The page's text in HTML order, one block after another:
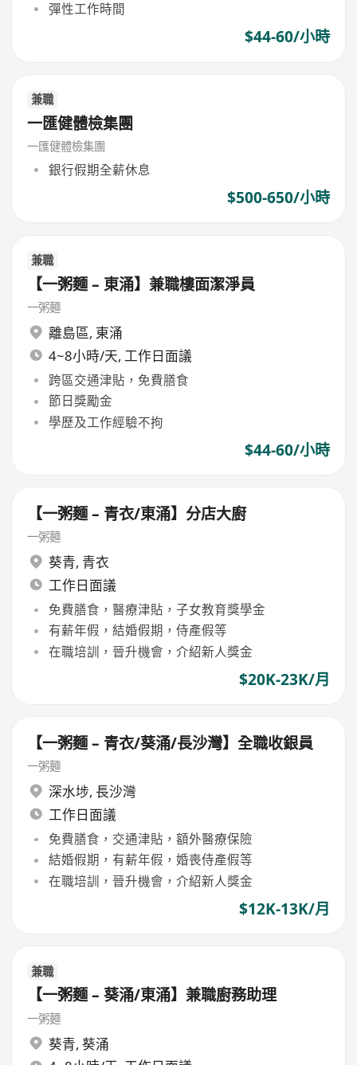
彈性工作時間
$44-60/小時
兼職
一匯健體檢集團
一匯健體檢集團
銀行假期全薪休息
$500-650/小時
兼職
【一粥麵 – 東涌】兼職樓面潔淨員
一粥麵
離島區, 東涌
4~8小時/天, 工作日面議
跨區交通津貼，免費膳食
節日獎勵金
學歷及工作經驗不拘
$44-60/小時
【一粥麵 – 青衣/東涌】分店大廚
一粥麵
葵青, 青衣
工作日面議
免費膳食，醫療津貼，子女教育獎學金
有薪年假，結婚假期，侍產假等
在職培訓，晉升機會，介紹新人獎金
$20K-23K/月
【一粥麵 – 青衣/葵涌/長沙灣】全職收銀員
一粥麵
深水埗, 長沙灣
工作日面議
免費膳食，交通津貼，額外醫療保險
結婚假期，有薪年假，婚喪侍產假等
在職培訓，晉升機會，介紹新人獎金
$12K-13K/月
兼職
【一粥麵 – 葵涌/東涌】兼職廚務助理
一粥麵
葵青, 葵涌